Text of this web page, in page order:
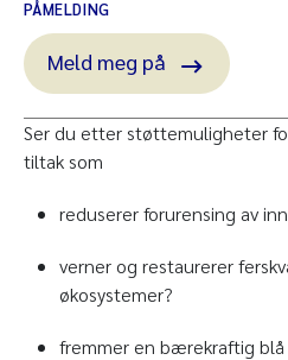
PÅMELDING
Meld meg på
Ser du etter støttemuligheter
tiltak som
reduserer forurensing av
verner og restaurerer
økosystemer?
fremmer en bærekraftig blå